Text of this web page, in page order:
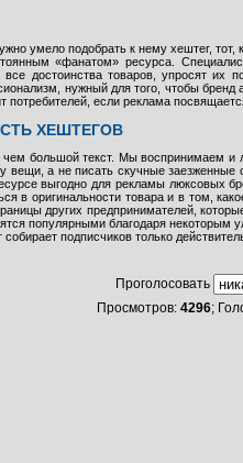
умело подобрать к нему хештег,
«фанатом» ресурса.
достоинства товаров, упросят их
нужный для того, чтобы бренд
потребителей, если реклама
ХЕШТЕГОВ
большой текст. Мы воспринимаем
вещи, а не писать скучные
выгодно для рекламы люксовых
в оригинальности товара и в том,
других предпринимателей,
популярными благодаря некоторым
подписчиков только
Проголосовать
Просмотров: 4296;